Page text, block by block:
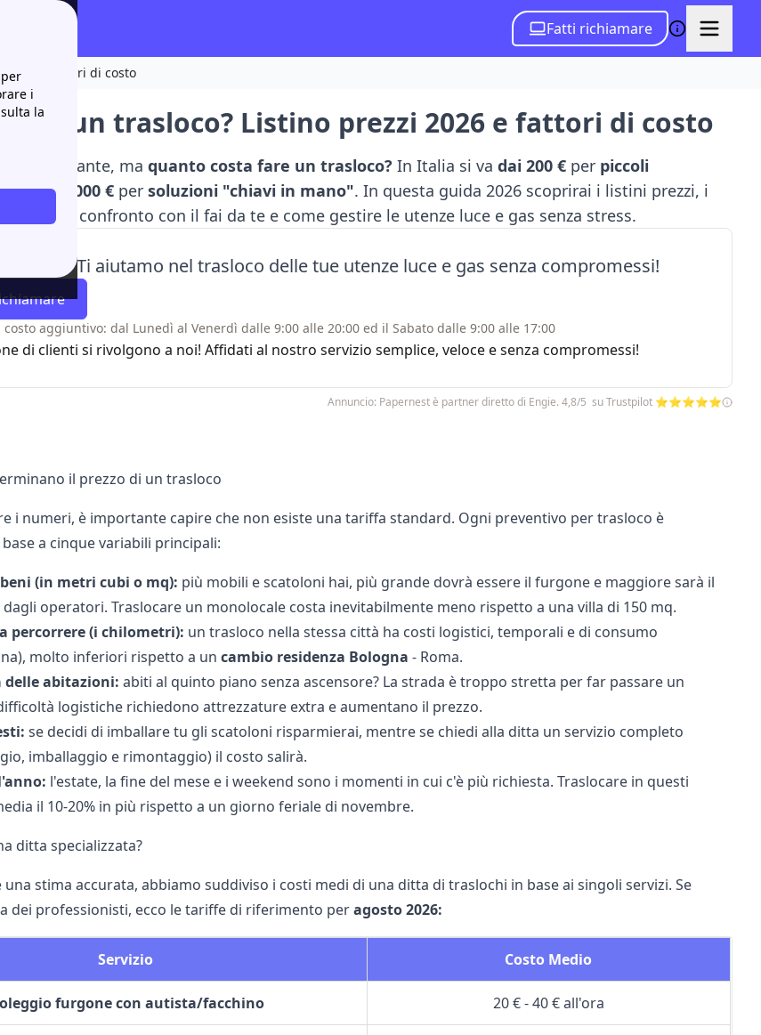
i
la
Fatti richiamare
2026 e fattori di costo
un trasloco? Listino prezzi 2026 e fattori di costo
è emozionante, ma quanto costa fare un trasloco? In Italia si va dai 200 € per piccoli
oltre 2.000 € per soluzioni "chiavi in mano". In questa guida 2026 scoprirai i listini prezzi, i
il confronto con il fai da te e come gestire le utenze luce e gas senza stress.
Ti aiutamo nel trasloco delle tue utenze luce e gas senza compromessi!
costo aggiuntivo: dal Lunedì al Venerdì dalle 9:00 alle 20:00 ed il Sabato dalle 9:00 alle 17:00
di clienti si rivolgono a noi! Affidati al nostro servizio semplice, veloce e senza compromessi!
Annuncio: Papernest è partner diretto di Engie. 4,8/5 su Trustpilot ⭐⭐⭐⭐⭐
il prezzo di un trasloco
i numeri, è importante capire che non esiste una tariffa standard. Ogni preventivo per trasloco è
a cinque variabili principali:
(in metri cubi o mq): più mobili e scatoloni hai, più grande dovrà essere il furgone e maggiore sarà il
operatori. Traslocare un monolocale costa inevitabilmente meno rispetto a una villa di 150 mq.
percorrere (i chilometri): un trasloco nella stessa città ha costi logistici, temporali e di consumo
molto inferiori rispetto a un cambio residenza Bologna - Roma.
delle abitazioni: abiti al quinto piano senza ascensore? La strada è troppo stretta per far passare un
logistiche richiedono attrezzature extra e aumentano il prezzo.
se decidi di imballare tu gli scatoloni risparmierai, mentre se chiedi alla ditta un servizio completo
imballaggio e rimontaggio) il costo salirà.
l'estate, la fine del mese e i weekend sono i momenti in cui c'è più richiesta. Traslocare in questi
il 10-20% in più rispetto a un giorno feriale di novembre.
ditta specializzata?
stima accurata, abbiamo suddiviso i costi medi di una ditta di traslochi in base ai singoli servizi. Se
dei professionisti, ecco le tariffe di riferimento peragosto 2026:
Servizio Costo Medio
furgone con autista/facchino 20 € - 40 € all'ora